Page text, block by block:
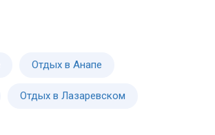
Отдых в Анапе
Отдых в Лазаревском